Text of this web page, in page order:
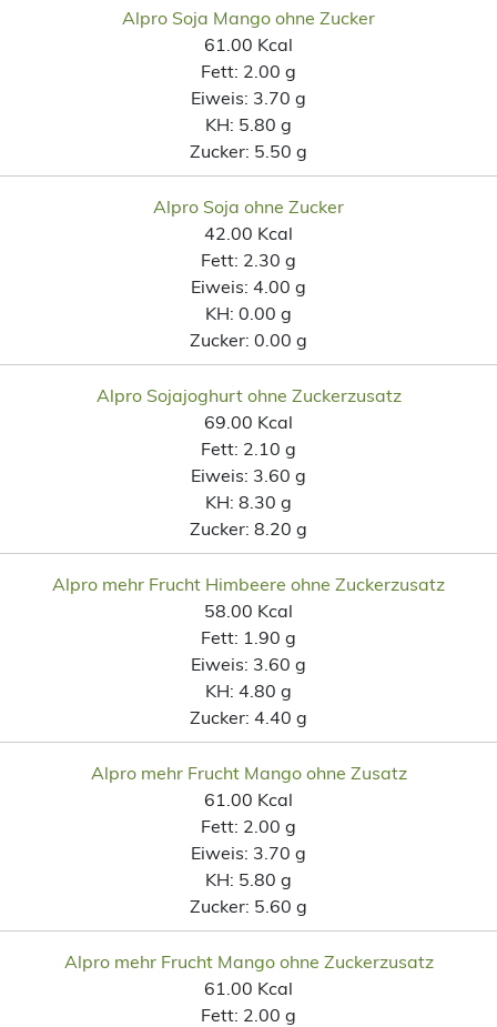
Alpro Soja Mango ohne Zucker
61.00 Kcal
Fett: 2.00 g
Eiweis: 3.70 g
KH: 5.80 g
Zucker: 5.50 g
Alpro Soja ohne Zucker
42.00 Kcal
Fett: 2.30 g
Eiweis: 4.00 g
KH: 0.00 g
Zucker: 0.00 g
Alpro Sojajoghurt ohne Zuckerzusatz
69.00 Kcal
Fett: 2.10 g
Eiweis: 3.60 g
KH: 8.30 g
Zucker: 8.20 g
Alpro mehr Frucht Himbeere ohne Zuckerzusatz
58.00 Kcal
Fett: 1.90 g
Eiweis: 3.60 g
KH: 4.80 g
Zucker: 4.40 g
Alpro mehr Frucht Mango ohne Zusatz
61.00 Kcal
Fett: 2.00 g
Eiweis: 3.70 g
KH: 5.80 g
Zucker: 5.60 g
Alpro mehr Frucht Mango ohne Zuckerzusatz
61.00 Kcal
Fett: 2.00 g